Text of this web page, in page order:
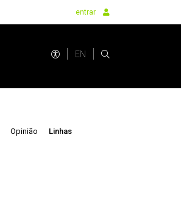
entrar
EN
Opinião Linhas